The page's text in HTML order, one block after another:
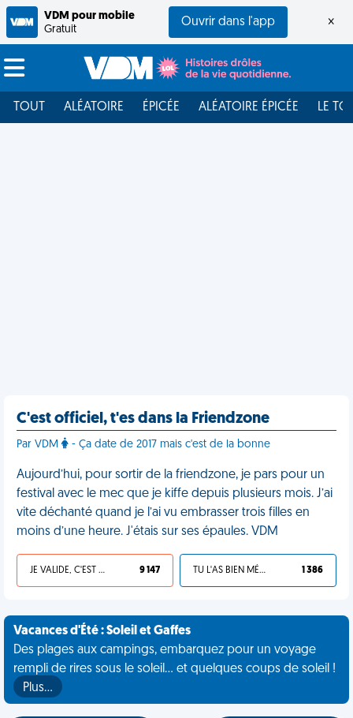
VDM pour mobile
Gratuit
Ouvrir dans l'app ×
TOUT ALÉATOIRE ÉPICÉE ALÉATOIRE ÉPICÉE LE
C'est officiel, t'es dans la Friendzone
Par VDM - Ça date de 2017 mais c'est de la bonne
Aujourd’hui, pour sortir de la friendzone, je pars pour un
festival avec le mec que je kiffe depuis plusieurs mois. J’ai
vite déchanté quand je l’ai vu embrasser trois filles en
moins d’une heure. J'étais sur ses épaules. VDM
JE VALIDE, C'EST UNE VDM 9 147 TU L'AS BIEN MÉRITÉ 1 386
Vacances d'Été : Soleil et Gaffes
Des plages aux campings, embarquez pour un voyage
rempli de rires sous le soleil... et quelques coups de soleil !
Plus…